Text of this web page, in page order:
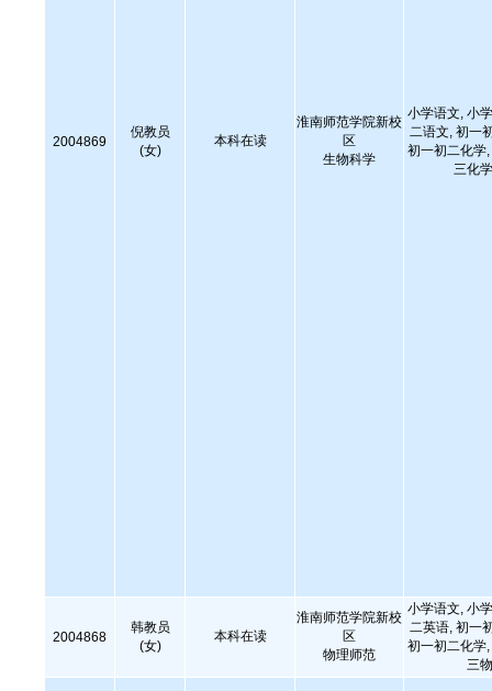
2004869
倪教员
(女)
本科在读
淮南师范学院新校
区
生物科学
小学语文, 小
二语文, 初一
初一初二化学
三化
2004868
韩教员
(女)
本科在读
淮南师范学院新校
区
物理师范
小学语文, 小
二英语, 初一
初一初二化学
三